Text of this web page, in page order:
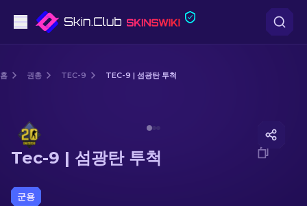
저격소총
홈 권총 TEC-9 TEC-9 | 섬광탄 투척
Tec-9 | 섬광탄 투척
군용